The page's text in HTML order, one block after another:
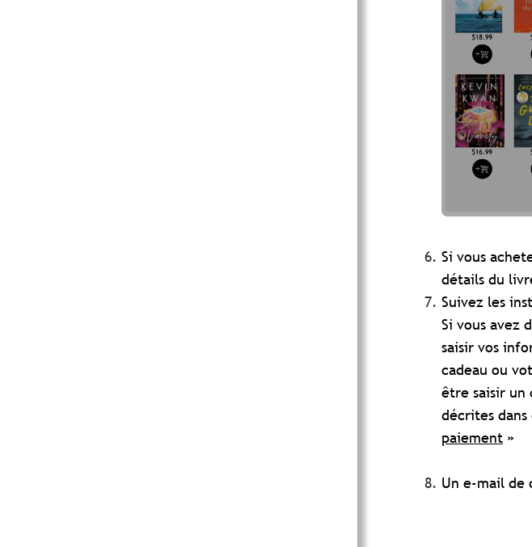
Si vous
détails du
Suivez les
Si vous avez
saisir vos
cadeau ou
être saisir un
décrites
paiement »
Un e-mail de